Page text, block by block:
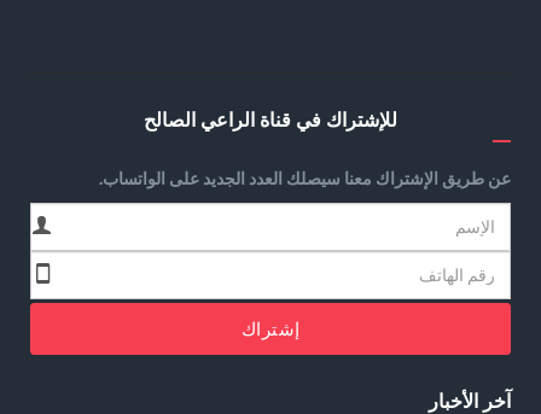
للإشتراك في قناة الراعي الصالح
عن طريق الإشتراك معنا سيصلك العدد الجديد على الواتساب.
إشتراك
آخر الأخبار